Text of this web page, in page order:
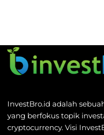
InvestBro.id adalah
yang berfokus topik
cryptocurrency. Visi